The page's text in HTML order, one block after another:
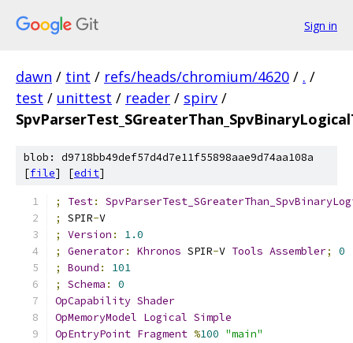
Sign in
dawn / tint / refs/heads/chromium/4620 / . /
test / unittest / reader / spirv /
blob: d9718bb49def57d4d7e11f55898aae9d74aa108a
[file] [edit]
; Test:
;
SPIR-V
;
Version :
1.0
;
Generator: Khronos SPIR-V Tools Assembler;
0
;
Bound :
101
;
Schema :
0
OpCapability Shader
OpMemoryModel Logical Simple
OpEntryPoint Fragment %100 "main"